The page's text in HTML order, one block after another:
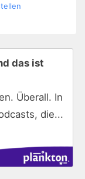
das ist
Überall. In
die...